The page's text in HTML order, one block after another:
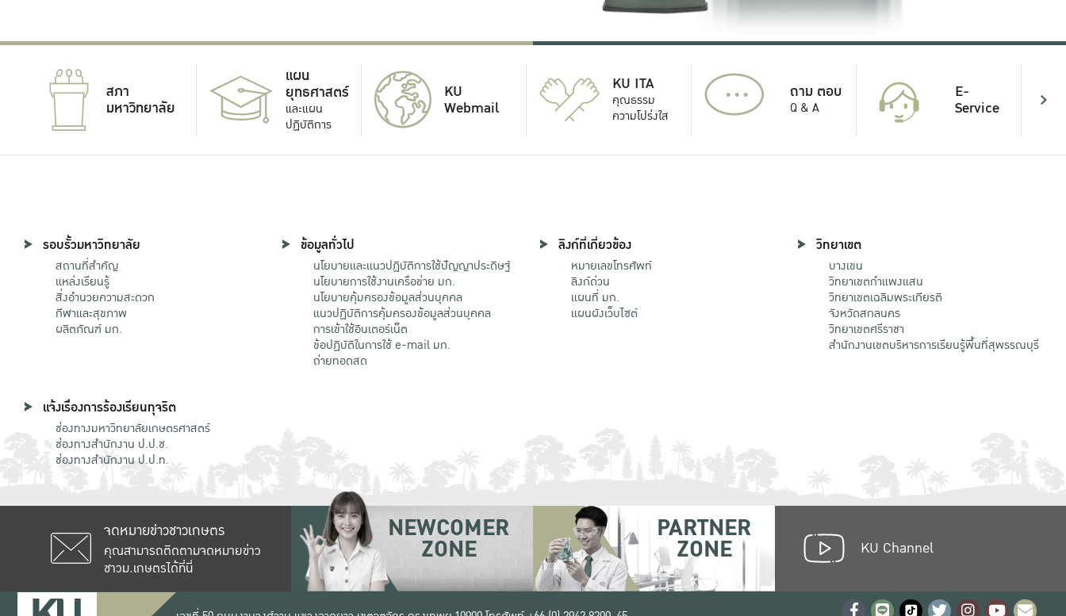
สภา
มหาวิทยาลัย
แผน
ยุทธศาสตร์
และแผน
ปฏิบัติการ
KU
Webmail
KU ITA
คุณธรรม
ความโปร่งใส
... ถาม ตอบ
Q & A
E-
Service
รอบรั้วมหาวิทยาลัย
สถานที่สำคัญ
แหล่งเรียนรู้
สิ่งอำนวยความสะดวก
กีฬาและสุขภาพ
ผลิตภัณฑ์ มก.
ข้อมูลทั่วไป
นโยบายและแนวปฏิบัติการใช้ปัญญาประดิษฐ์
นโยบายการใช้งานเครือข่าย มก.
นโยบายคุ้มครองข้อมูลส่วนบุคคล
แนวปฏิบัติการคุ้มครองข้อมูลส่วนบุคคล
การเข้าใช้อินเตอร์เน็ต
ข้อปฏิบัติในการใช้ e-mail มก.
ถ่ายทอดสด
ลิงก์ที่เกี่ยวข้อง
หมายเลขโทรศัพท์
ลิงก์ด่วน
แผนที่ มก.
แผนผังเว็บไซต์
วิทยาเขต
บางเขน
วิทยาเขตกําแพงแสน
วิทยาเขตเฉลิมพระเกียรติ
จังหวัดสกลนคร
วิทยาเขตศรีราชา
สำนักงานเขตบริหารการเรียนรู้พื้นที่สุพรรณบุรี
แจ้งเรื่องการร้องเรียนทุจริต
ช่องทางมหาวิทยาลัยเกษตรศาสตร์
ช่องทางสำนักงาน ป.ป.ช.
ช่องทางสำนักงาน ป.ป.ท.
จดหมายข่าวชาวเกษตร
คุณสามารถติดตามจดหมายข่าว
ชาวม.เกษตรได้ที่นี่
NEWCOMER
ZONE
PARTNER
ZONE KU Channel